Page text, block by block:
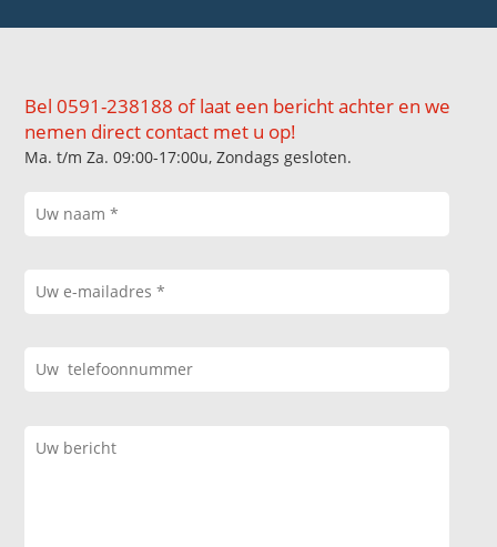
Bel 0591-238188 of laat een bericht achter en we
nemen direct contact met u op!
Ma. t/m Za. 09:00-17:00u, Zondags gesloten.